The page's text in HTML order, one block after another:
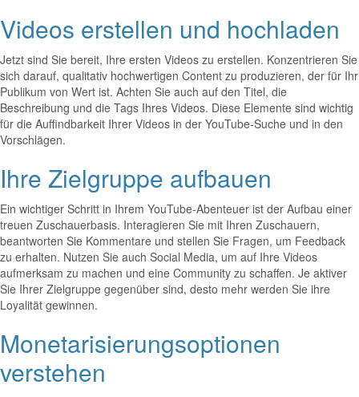
Videos erstellen und hochladen
Jetzt sind Sie bereit, Ihre ersten Videos zu erstellen. Konzentrieren Sie
sich darauf, qualitativ hochwertigen Content zu produzieren, der für Ihr
Publikum von Wert ist. Achten Sie auch auf den Titel, die
Beschreibung und die Tags Ihres Videos. Diese Elemente sind wichtig
für die Auffindbarkeit Ihrer Videos in der YouTube-Suche und in den
Vorschlägen.
Ihre Zielgruppe aufbauen
Ein wichtiger Schritt in Ihrem YouTube-Abenteuer ist der Aufbau einer
treuen Zuschauerbasis. Interagieren Sie mit Ihren Zuschauern,
beantworten Sie Kommentare und stellen Sie Fragen, um Feedback
zu erhalten. Nutzen Sie auch Social Media, um auf Ihre Videos
aufmerksam zu machen und eine Community zu schaffen. Je aktiver
Sie Ihrer Zielgruppe gegenüber sind, desto mehr werden Sie ihre
Loyalität gewinnen.
Monetarisierungsoptionen
verstehen